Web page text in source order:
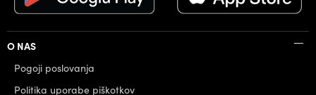
O NAS
Pogoji poslovanja
Politika uporabe piškotkov